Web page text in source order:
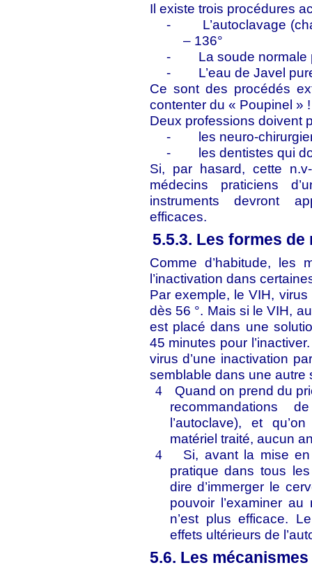
Il existe trois procédures
-
L’autoclavage
– 136°
-
La soude normale
-
L’eau de Javel
Ce sont des procédés
contenter du « Poupinel » !
Deux professions doivent
-
les neuro-
-
les dentistes qui
Si, par hasard, cette
médecins praticiens
instruments devront
efficaces.
5.5.3. Les formes
Comme d’habitude, les
l’inactivation dans
Par exemple, le VIH,
dès 56 °. Mais si le VIH,
est placé dans une
45 minutes pour
virus d’une inactivation
semblable dans une autre
4
Quand on prend du
recommandations
l’autoclave), et
matériel traité, aucun
4
Si, avant la mise
pratique dans tous
dire d’immerger le
pouvoir l’examiner
n’est plus efficace.
effets ultérieurs de
5.6. Les